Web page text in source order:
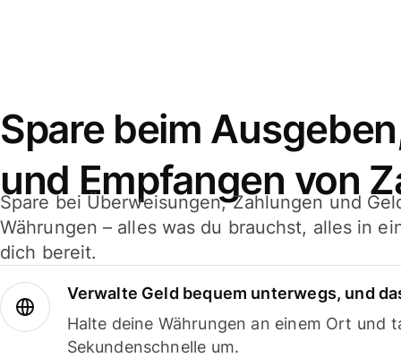
Spare beim
und Empfangen von
Spare bei Überweisungen, Zahlungen und
Währungen – alles was du brauchst, alles in
dich bereit.
Verwalte Geld bequem unterwegs, und
Halte deine Währungen an einem Ort und
Sekundenschnelle um.